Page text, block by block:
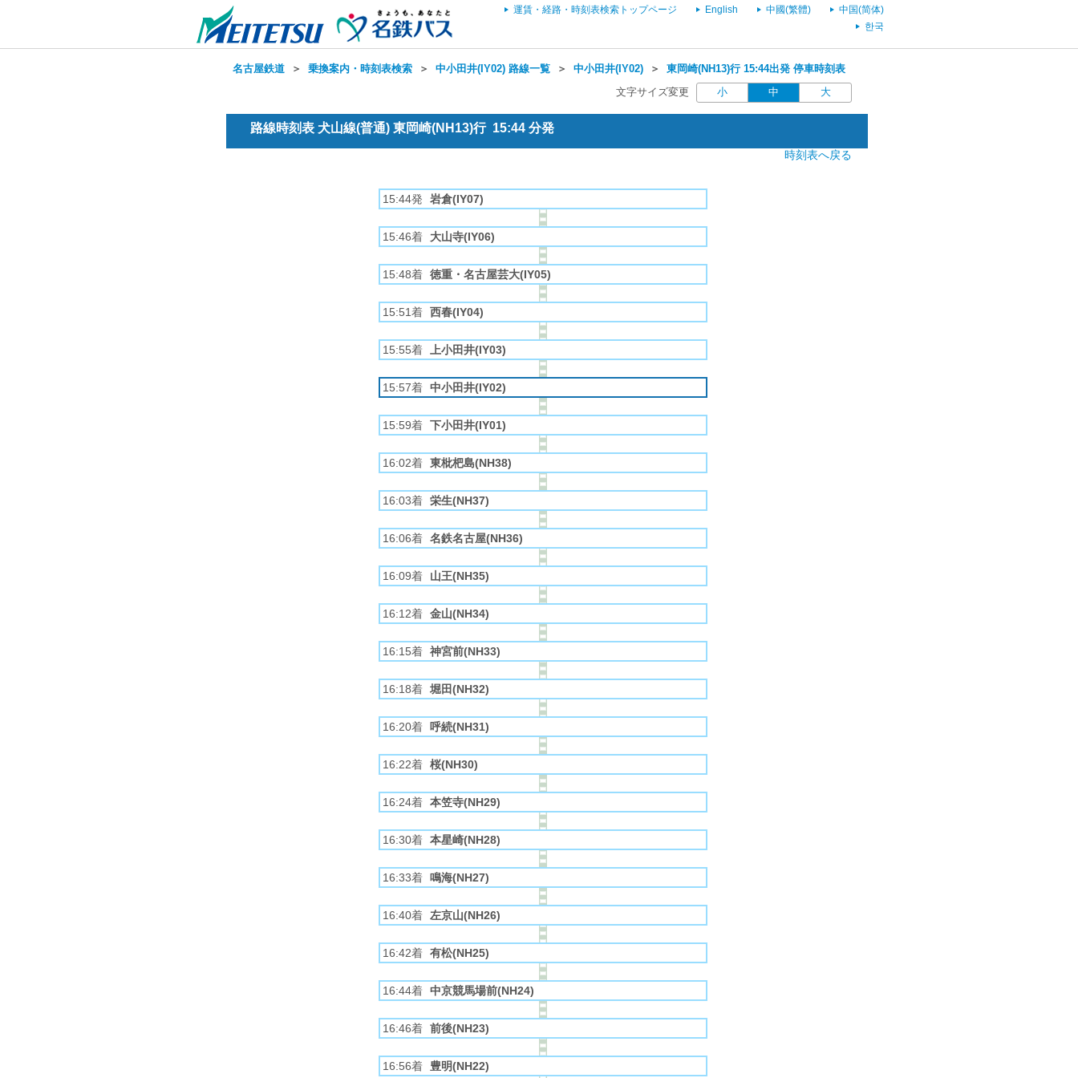
運賃・経路・時刻表検索トップページ English 中國(繁體)
中国(简体)
한국
名古屋鉄道 ＞ 乗換案内・時刻表検索 ＞ 中小田井(IY02) 路線一覧 ＞ 中小田井(IY02) ＞ 東岡崎(NH13)行 15:44出発 停車時刻表
文字サイズ変更 小 中 大
路線時刻表 犬山線(普通) 東岡崎(NH13)行 15:44 分発
時刻表へ戻る
15:44発 岩倉(IY07)
15:46着 大山寺(IY06)
15:48着 徳重・名古屋芸大(IY05)
15:51着 西春(IY04)
15:55着 上小田井(IY03)
15:57着 中小田井(IY02)
15:59着 下小田井(IY01)
16:02着 東枇杷島(NH38)
16:03着 栄生(NH37)
16:06着 名鉄名古屋(NH36)
16:09着 山王(NH35)
16:12着 金山(NH34)
16:15着 神宮前(NH33)
16:18着 堀田(NH32)
16:20着 呼続(NH31)
16:22着 桜(NH30)
16:24着 本笠寺(NH29)
16:30着 本星崎(NH28)
16:33着 鳴海(NH27)
16:40着 左京山(NH26)
16:42着 有松(NH25)
16:44着 中京競馬場前(NH24)
16:46着 前後(NH23)
16:56着 豊明(NH22)